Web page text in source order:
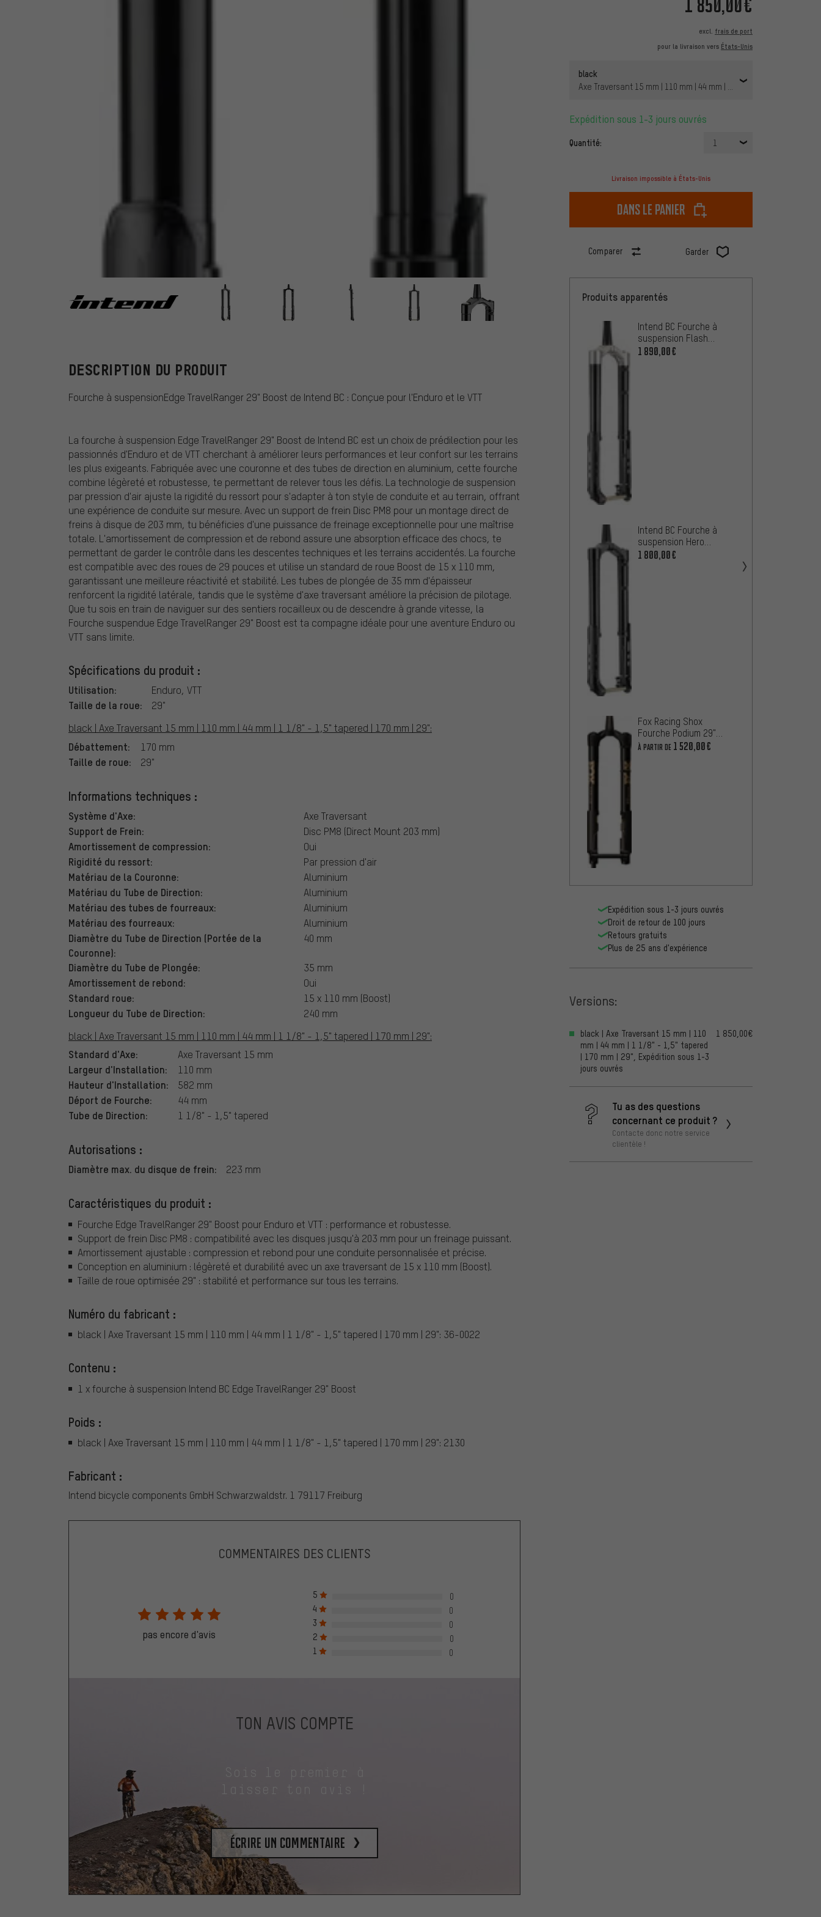
excl. frais de port
pour la livraison vers États-Unis
black
Axe Traversant 15 mm | 110 mm | 44 mm | 1 1/8" - 1,5" tapered |
Expédition sous 1-3 jours ouvrés
Quantité: 1
Livraison impossible à États-Unis
dans le panier
Comparer Garder
Intend BC
DESCRIPTION DU PRODUIT
Fourche à suspensionEdge TravelRanger 29" Boost de Intend BC : Conçue pour l'Enduro et le VTT
La fourche à suspension Edge TravelRanger 29" Boost de Intend BC est un choix de prédilection pour les
passionnés d'Enduro et de VTT cherchant à améliorer leurs performances et leur confort sur les terrains
les plus exigeants. Fabriquée avec une couronne et des tubes de direction en aluminium, cette fourche
combine légèreté et robustesse, te permettant de relever tous les défis. La technologie de suspension
par pression d'air ajuste la rigidité du ressort pour s'adapter à ton style de conduite et au terrain, offrant
une expérience de conduite sur mesure. Avec un support de frein Disc PM8 pour un montage direct de
freins à disque de 203 mm, tu bénéficies d'une puissance de freinage exceptionnelle pour une maîtrise
totale. L'amortissement de compression et de rebond assure une absorption efficace des chocs, te
permettant de garder le contrôle dans les descentes techniques et les terrains accidentés. La fourche
est compatible avec des roues de 29 pouces et utilise un standard de roue Boost de 15 x 110 mm,
garantissant une meilleure réactivité et stabilité. Les tubes de plongée de 35 mm d'épaisseur
renforcent la rigidité latérale, tandis que le système d'axe traversant améliore la précision de pilotage.
Que tu sois en train de naviguer sur des sentiers rocailleux ou de descendre à grande vitesse, la
Fourche suspendue Edge TravelRanger 29" Boost est ta compagne idéale pour une aventure Enduro ou
VTT sans limite.
Spécifications du produit :
Utilisation: Enduro, VTT
Taille de la roue:
29"
black | Axe Traversant 15 mm | 110 mm | 44 mm | 1 1/8" - 1,5" tapered | 170 mm | 29":
Débattement: 170 mm
Taille de roue: 29"
Informations techniques :
Système d'Axe: Axe Traversant
Support de Frein: Disc PM8 (Direct Mount 203 mm)
Amortissement de compression: Oui
Rigidité du ressort: Par pression d'air
Matériau de la Couronne: Aluminium
Matériau du Tube de Direction: Aluminium
Matériau des tubes de fourreaux: Aluminium
Matériau des fourreaux: Aluminium
Diamètre du Tube de Direction (Portée de la
Couronne):
40 mm
Diamètre du Tube de Plongée: 35 mm
Amortissement de rebond: Oui
Standard roue: 15 x 110 mm (Boost)
Longueur du Tube de Direction:
240 mm
black | Axe Traversant 15 mm | 110 mm | 44 mm | 1 1/8" - 1,5" tapered | 170 mm | 29":
Standard d'Axe: Axe Traversant 15 mm
Largeur d'Installation: 110 mm
Hauteur d'Installation: 582 mm
Déport de Fourche: 44 mm
Tube de Direction: 1 1/8" - 1,5" tapered
Autorisations :
Diamètre max. du disque de frein: 223 mm
Caractéristiques du produit :
Fourche Edge TravelRanger 29" Boost pour Enduro et VTT : performance et robustesse.
Support de frein Disc PM8 : compatibilité avec les disques jusqu'à 203 mm pour un freinage puissant.
Amortissement ajustable : compression et rebond pour une conduite personnalisée et précise.
Conception en aluminium : légèreté et durabilité avec un axe traversant de 15 x 110 mm (Boost).
Taille de roue optimisée 29" : stabilité et performance sur tous les terrains.
Numéro du fabricant :
black | Axe Traversant 15 mm | 110 mm | 44 mm | 1 1/8" - 1,5" tapered | 170 mm | 29": 36-0022
Contenu :
1 x fourche à suspension Intend BC Edge TravelRanger 29" Boost
Poids :
black | Axe Traversant 15 mm | 110 mm | 44 mm | 1 1/8" - 1,5" tapered | 170 mm | 29": 2130
Fabricant :
Intend bicycle components GmbH Schwarzwaldstr. 1 79117 Freiburg
Produits apparentés
Intend BC Fourche à
suspension Flash
TravelRanger 29" Boost
1 890,00€
Intend BC Fourche à
suspension Hero
TravelRanger 29" Boost
1 800,00€
Fox Racing Shox
Fourche Podium 29"
Factory Grip X2 58HT
À PARTIR DE 1 520,00€
Expédition sous 1-3 jours ouvrés
Droit de retour de 100 jours
Retours gratuits
Plus de 25 ans d'expérience
Versions:
black | Axe Traversant 15 mm | 110
mm | 44 mm | 1 1/8" - 1,5" tapered
| 170 mm | 29", Expédition sous 1-3
jours ouvrés
1 850,00€
Tu as des questions
concernant ce produit ?
Contacte donc notre service
clientèle !
COMMENTAIRES DES CLIENTS
pas encore d'avis
5
0
4
0
3
0
2
0
1
0
TON AVIS COMPTE
laisser ton avis !
Écrire un commentaire